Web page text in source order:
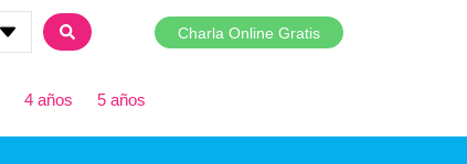
Charla Online Gratis
4 años 5 años